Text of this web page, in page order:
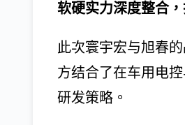
软硬实力深度整合
此次寰宇宏与旭春
方结合了在车用电
研发策略。